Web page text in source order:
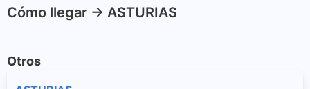
Cómo llegar -> ASTURIAS
Otros